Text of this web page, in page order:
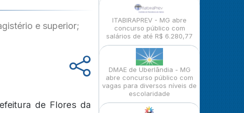
e superior;
de Flores da
ITABIRAPREV - MG abre
concurso público com
salários de até R$ 6.280,77
DMAE de Uberlândia - MG
abre concurso público com
vagas para diversos níveis de
escolaridade